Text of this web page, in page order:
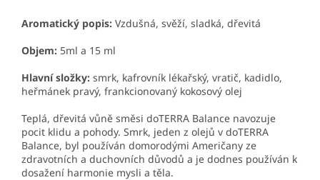
Aromatický popis: Vzdušná, svěží, sladká, dřevitá
Objem: 5ml a 15 ml
Hlavní složky: smrk, kafrovník lékařský, vratič, kadidlo,
heřmánek pravý, frankcionovaný kokosový olej
Teplá, dřevitá vůně směsi doTERRA Balance navozuje
pocit klidu a pohody. Smrk, jeden z olejů v doTERRA
Balance, byl používán domorodými Američany ze
zdravotních a duchovních důvodů a je dodnes používán k
dosažení harmonie mysli a těla.